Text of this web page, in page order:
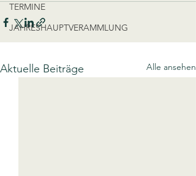
TERMINE
JAHRESHAUPTVERAMMLUNG
Aktuelle Beiträge Alle ansehen